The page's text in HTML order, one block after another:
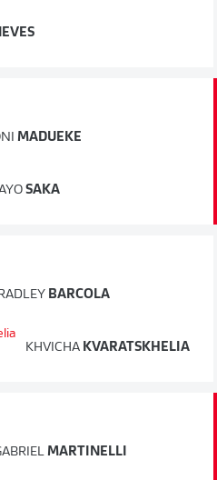
MADUEKE
SAKA
BARCOLA
KHVICHA KVARATSKHELIA
MARTINELLI